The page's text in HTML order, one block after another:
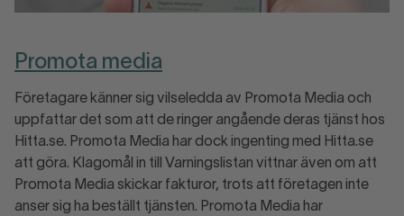
Promota media
Företagare känner sig vilseledda av Promota Media och
uppfattar det som att de ringer angående deras tjänst hos
Hitta.se. Promota Media har dock ingenting med Hitta.se
att göra. Klagomål in till Varningslistan vittnar även om att
Promota Media skickar fakturor, trots att företagen inte
anser sig ha beställt tjänsten. Promota Media har